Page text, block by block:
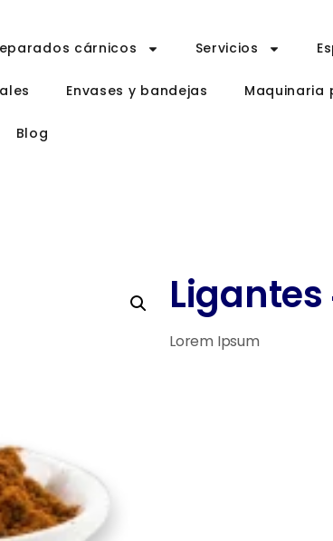
cárnicos Servicios
Envases y bandejas Maquinaria
Blog
Lorem Ipsum